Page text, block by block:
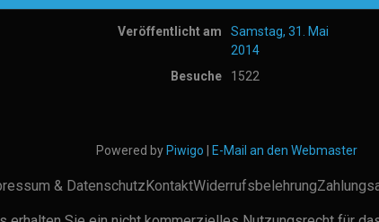
Veröffentlicht am
Samstag, 31. Mai
2014
Besuche
1522
Powered by Piwigo E-Mail an den Webmaster
& DatenschutzKontaktWiderrufsbelehrung